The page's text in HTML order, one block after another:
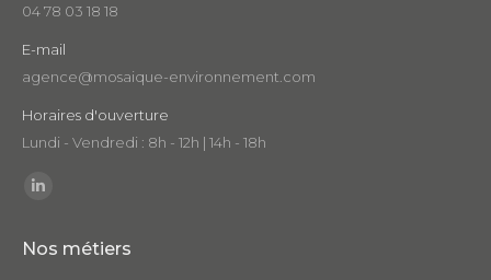
04 78 03 18 18
E-mail
agence@mosaique-environnement.com
Horaires d'ouverture
Lundi - Vendredi : 8h - 12h | 14h - 18h
Trouvez nous sur :
opens
Nos métiers